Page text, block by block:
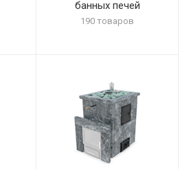
банных печей
190 товаров